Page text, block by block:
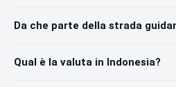
Da che parte della strada
Qual è la valuta in Indonesia?